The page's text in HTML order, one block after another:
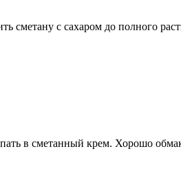
сметану с сахаром до полного
в сметанный крем. Хорошо